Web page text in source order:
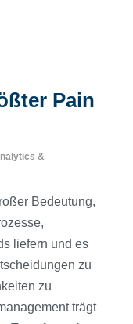
Pain
&
Bedeutung,
liefern und es
zu
zu
trägt